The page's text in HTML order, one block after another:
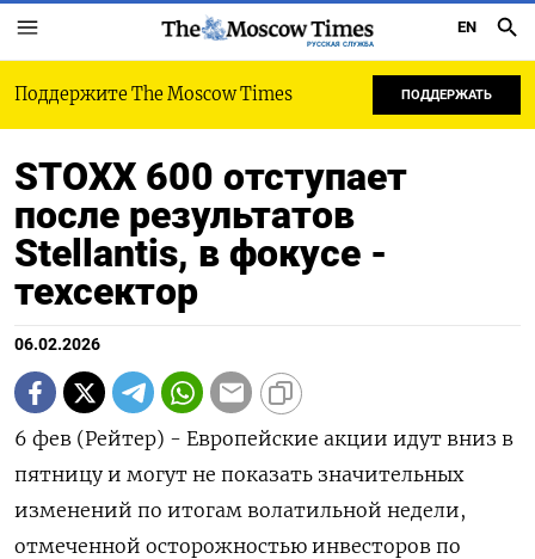
РУССКАЯ СЛУЖБА
EN
Поддержите The Moscow Times ПОДДЕРЖАТЬ
STOXX 600 отступает
после результатов
Stellantis, в фокусе -
техсектор
06.02.2026
6 фев (Рейтер) - Европейские акции идут вниз в
пятницу ⁠и могут не показать значительных
изменений по итогам волатильной недели,
отмеченной ⁠осторожностью инвесторов ​по